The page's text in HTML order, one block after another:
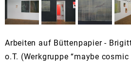
Arbeiten auf Büttenpapier -
o.T. (Werkgruppe “maybe